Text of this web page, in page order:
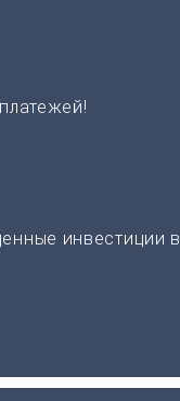
инвестиции в